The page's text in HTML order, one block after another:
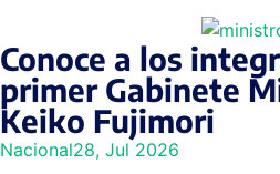
Conoce a los
primer Gabinete
Keiko Fujimori
Nacional28, Jul 2026